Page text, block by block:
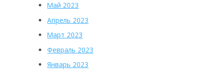
Май 2023
Апрель 2023
Март 2023
Февраль 2023
Январь 2023